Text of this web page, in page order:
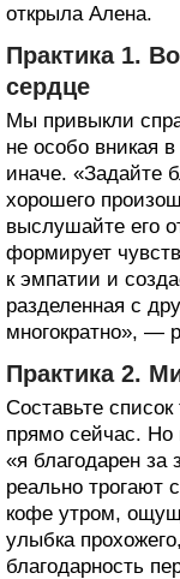
открыла Алена.
Практика 1.
сердце
Мы привыкли
не особо вникая
иначе. «Задайте
хорошего
выслушайте его
формирует
к эмпатии и
разделенная с
многократно», —
Практика 2.
Составьте
прямо сейчас.
«я благодарен за
реально трогают
кофе утром,
улыбка
благодарность